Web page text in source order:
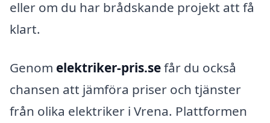
eller om du har brådskande projekt att få
klart.
Genom elektriker-pris.sefår du också
chansen att jämföra priser och tjänster
från olika elektriker i Vrena. Plattformen